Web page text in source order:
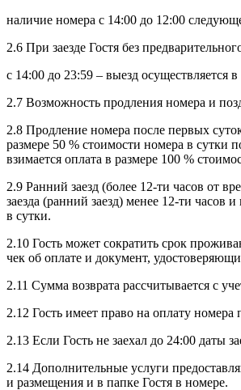
наличие номера с 14:00 до 12:00
2.6 При заезде Гостя без
с 14:00 до 23:59 – выезд осуществляется
2.7 Возможность продления номера и
2.8 Продление номера после первых
размере 50 % стоимости номера в сутки
взимается оплата в размере 100 %
2.9 Ранний заезд (более 12-ти часов от
заезда (ранний заезд) менее 12-ти часов
в сутки.
2.10 Гость может сократить срок
чек об оплате и документ,
2.11 Сумма возврата рассчитывается с
2.12 Гость имеет право на оплату
2.13 Если Гость не заехал до 24:00 даты
2.14 Дополнительные услуги
и размещения и в папке Гостя в номере.